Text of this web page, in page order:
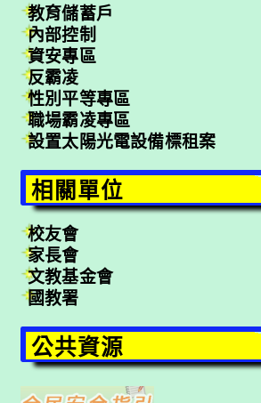
教育儲蓄戶
內部控制
資安專區
反霸凌
性別平等專區
職場霸凌專區
設置太陽光電設備標租案
相關單位
校友會
家長會
文教基金會
國教署
公共資源